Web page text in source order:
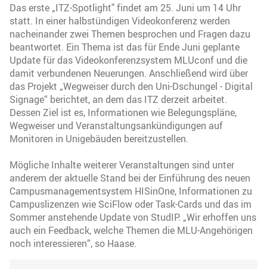
Das erste „ITZ-Spotlight" findet am 25. Juni um 14 Uhr
statt. In einer halbstündigen Videokonferenz werden
nacheinander zwei Themen besprochen und Fragen dazu
beantwortet. Ein Thema ist das für Ende Juni geplante
Update für das Videokonferenzsystem MLUconf und die
damit verbundenen Neuerungen. Anschließend wird über
das Projekt „Wegweiser durch den Uni-Dschungel - Digital
Signage“ berichtet, an dem das ITZ derzeit arbeitet.
Dessen Ziel ist es, Informationen wie Belegungspläne,
Wegweiser und Veranstaltungsankündigungen auf
Monitoren in Unigebäuden bereitzustellen.
Mögliche Inhalte weiterer Veranstaltungen sind unter
anderem der aktuelle Stand bei der Einführung des neuen
Campusmanagementsystem HISinOne, Informationen zu
Campuslizenzen wie SciFlow oder Task-Cards und das im
Sommer anstehende Update von StudIP. „Wir erhoffen uns
auch ein Feedback, welche Themen die MLU-Angehörigen
noch interessieren“, so Haase.